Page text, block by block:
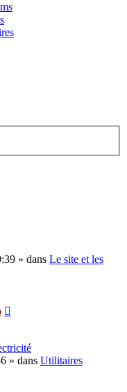
» dans Le site et les
» dans Utilitaires